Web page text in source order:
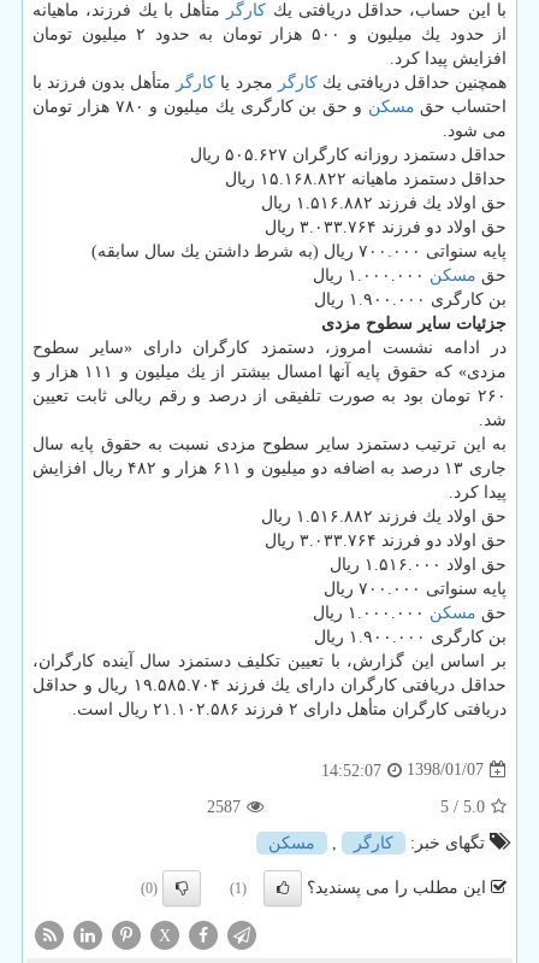
با این حساب، حداقل دریافتی یك كارگر
متأهل با یك فرزند، ماهیانه
از حدود یك میلیون و ۵۰۰ هزار تومان به حدود ۲ میلیون تومان
افزایش پیدا كرد.
همچنین حداقل دریافتی یككارگر مجرد یا كارگر متأهل بدون فرزند با
احتساب حق مسكن
و حق بن كارگری یك میلیون و ۷۸۰ هزار تومان
می شود.
حداقل دستمزد روزانه كارگران ۵۰۵.۶۲۷ ریال
حداقل دستمزد ماهیانه ۱۵.۱۶۸.۸۲۲ ریال
حق اولاد یك فرزند ۱.۵۱۶.۸۸۲ ریال
حق اولاد دو فرزند ۳.۰۳۳.۷۶۴ ریال
پایه سنواتی ۷۰۰.۰۰۰ ریال (به شرط داشتن یك سال سابقه)
حق مسكن
بن كارگری ۱.۹۰۰.۰۰۰ ریال
جزئیات سایر سطوح مزدی
در ادامه نشست امروز، دستمزد كارگران دارای «سایر سطوح
مزدی» كه حقوق پایه آنها امسال بیشتر از یك میلیون و ۱۱۱ هزار و
۲۶۰ تومان بود به صورت تلفیقی از درصد و رقم ریالی ثابت تعیین
شد.
به این ترتیب دستمزد سایر سطوح مزدی نسبت به حقوق پایه سال
جاری ۱۳ درصد به اضافه دو میلیون و ۶۱۱ هزار و ۴۸۲ ریال افزایش
پیدا كرد.
حق اولاد یك فرزند ۱.۵۱۶.۸۸۲ ریال
حق اولاد دو فرزند ۳.۰۳۳.۷۶۴ ریال
حق اولاد ۱.۵۱۶.۰۰۰ ریال
پایه سنواتی ۷۰۰.۰۰۰ ریال
حق مسكن
بن كارگری ۱.۹۰۰.۰۰۰ ریال
بر اساس این گزارش، با تعیین تكلیف دستمزد سال آینده كارگران،
حداقل دریافتی كارگران دارای یك فرزند ۱۹.۵۸۵.۷۰۴ ریال و حداقل
دریافتی كارگران متأهل دارای ۲ فرزند ۲۱.۱۰۲.۵۸۶ ریال است.
1398/01/07
14:52:07
5.0
/ 5
2587
تگهای خبر:
كارگر , مسكن
این مطلب را می پسندید؟ (1)
(0)
X